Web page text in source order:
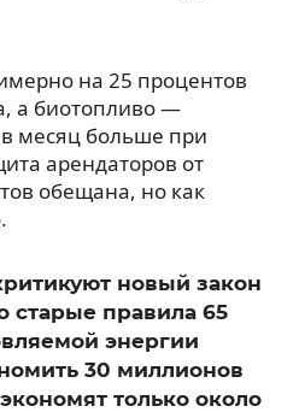
на 25 процентов
а биотопливо —
месяц больше при
арендаторов от
обещана, но как
новый закон
старые правила 65
энергии
30 миллионов
только около